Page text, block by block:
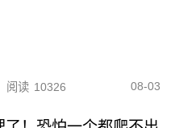
阅读 10326 08-03